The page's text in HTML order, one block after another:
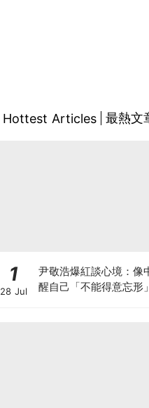
Hottest Articles 最熱文
1
28 Jul
尹敬浩爆紅談心境：像
醒自己「不能得意忘形